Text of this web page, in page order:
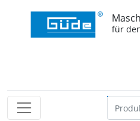
für